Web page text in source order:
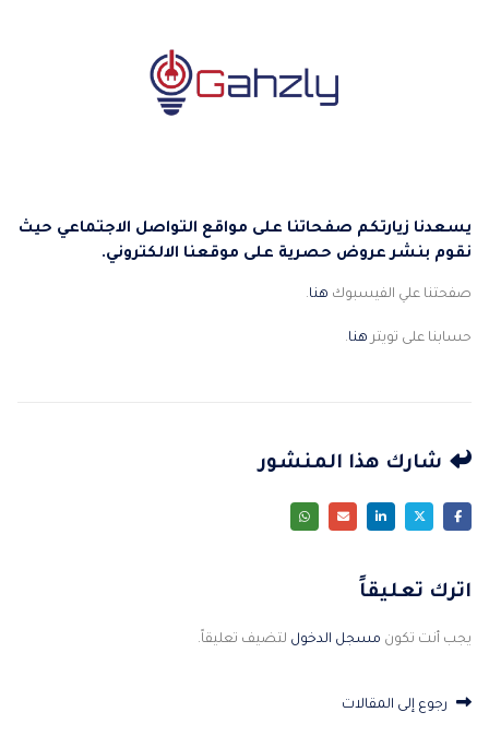
يسعدنا زيارتكم صفحاتنا على مواقع التواصل الاجتماعي حيث
نقوم بنشر عروض حصرية على موقعنا الالكتروني.
صفحتنا علي الفيسبوك هنا.
حسابنا على تويتر هنا.
شارك هذا المنشور
اترك تعليقاً
يجب أنت تكون مسجل الدخول لتضيف تعليقاً.
رجوع إلى المقالات